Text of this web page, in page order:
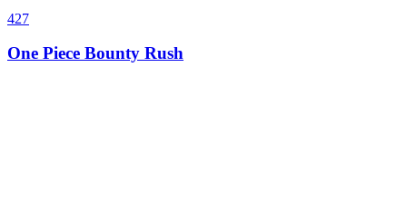
427
One Piece Bounty Rush